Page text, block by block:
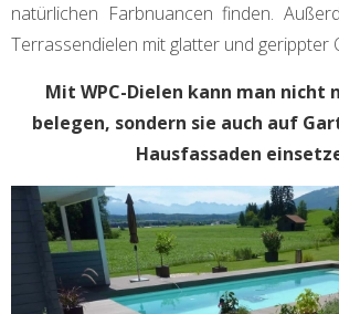
natürlichen Farbnuancen finden.
Terrassendielen mit glatter und gerippter
Mit WPC-Dielen kann man nicht
belegen, sondern sie auch auf
Hausfassaden